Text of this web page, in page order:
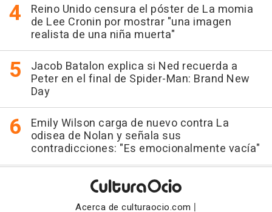
Reino Unido censura el póster de La momia
de Lee Cronin por mostrar "una imagen
realista de una niña muerta"
Jacob Batalon explica si Ned recuerda a
Peter en el final de Spider-Man: Brand New
Day
Emily Wilson carga de nuevo contra La
odisea de Nolan y señala sus
contradicciones: "Es emocionalmente vacía"
Acerca de culturaocio.com |